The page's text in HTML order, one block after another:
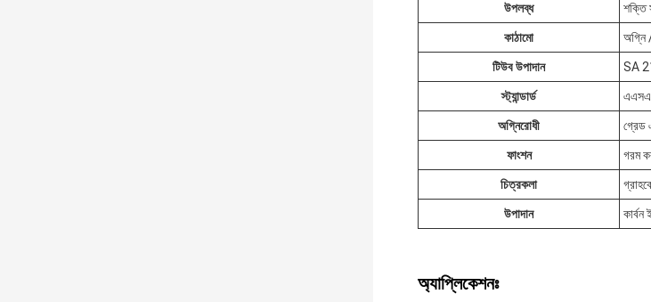
উপলব্ধ শক্তি
কাঠামো অগ্নি
টিউব উপাদান SA
স্ট্যান্ডার্ড
অগ্নিরোধী গ্রেড
ফাংশন গরম
চিত্রকলা
উপাদান
অ্যাপ্লিকেশনঃ